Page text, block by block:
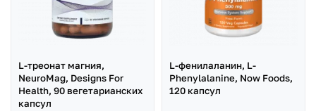
L-треонат магния,
NeuroMag, Designs For
Health, 90 вегетарианских
капсул
L-фенилаланин, L-
Phenylalanine, Now Foods,
120 капсул